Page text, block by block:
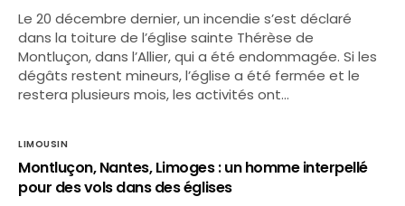
Le 20 décembre dernier, un incendie s’est déclaré
dans la toiture de l’église sainte Thérèse de
Montluçon, dans l’Allier, qui a été endommagée. Si les
dégâts restent mineurs, l’église a été fermée et le
restera plusieurs mois, les activités ont…
LIMOUSIN
Montluçon, Nantes, Limoges : un homme interpellé
pour des vols dans des églises